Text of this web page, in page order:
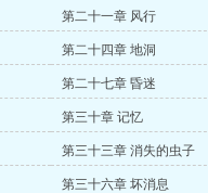
第二十一章 风行
第二十四章 地洞
第二十七章 昏迷
第三十章 记忆
第三十三章 消失的虫子
第三十六章 坏消息